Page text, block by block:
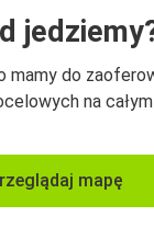
mamy do
na
mapę